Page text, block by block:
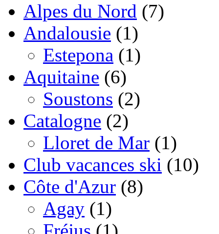
Alpes du Nord (7)
Andalousie (1)
Estepona (1)
Aquitaine (6)
Soustons (2)
Catalogne (2)
Lloret de Mar (1)
Club vacances ski (10)
Côte d'Azur (8)
Agay (1)